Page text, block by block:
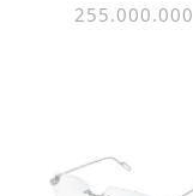
255.000.000